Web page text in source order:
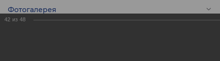
Фотогалерея
42 из 48